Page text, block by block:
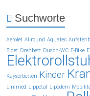
Suchworte
Aerolet Allround Aquatec
Bidet Drehbett Dusch-WC E-Bike
Kayserbetten Kinder
Linimed Lippetal Lipödem